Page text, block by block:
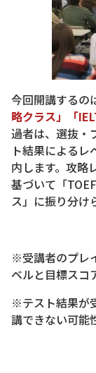
今回開講するの
略クラス」「
過者は、選抜・
ト結果による
内します。攻略
基づいて「
ス」に振り分け
※受講者のプレ
ベルと目標スコ
※テスト結果が
講できない可能